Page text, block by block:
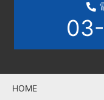
HOME